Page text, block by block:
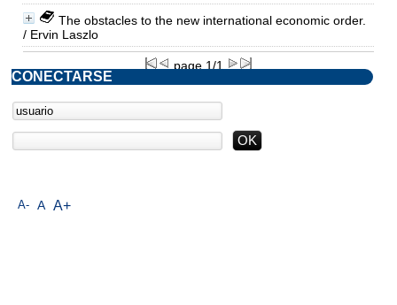
The obstacles to the new international economic order.
/ Ervin Laszlo
page 1/1
A- A A+
CONECTARSE